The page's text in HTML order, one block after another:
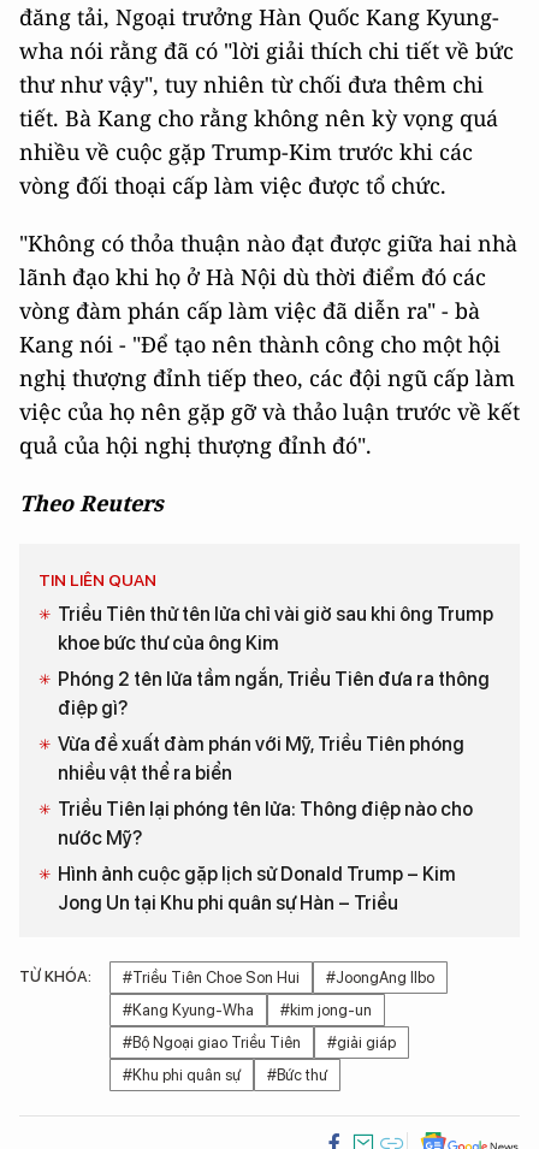
đăng tải, Ngoại trưởng Hàn Quốc Kang Kyung-
wha nói rằng đã có "lời giải thích chi tiết về bức
thư như vậy", tuy nhiên từ chối đưa thêm chi
tiết. Bà Kang cho rằng không nên kỳ vọng quá
nhiều về cuộc gặp Trump-Kim trước khi các
vòng đối thoại cấp làm việc được tổ chức.
"Không có thỏa thuận nào đạt được giữa hai nhà
lãnh đạo khi họ ở Hà Nội dù thời điểm đó các
vòng đàm phán cấp làm việc đã diễn ra" - bà
Kang nói - "Để tạo nên thành công cho một hội
nghị thượng đỉnh tiếp theo, các đội ngũ cấp làm
việc của họ nên gặp gỡ và thảo luận trước về kết
quả của hội nghị thượng đỉnh đó".
Theo Reuters
TIN LIÊN QUAN
Triều Tiên thử tên lửa chỉ vài giờ sau khi ông Trump
khoe bức thư của ông Kim
Phóng 2 tên lửa tầm ngắn, Triều Tiên đưa ra thông
điệp gì?
Vừa đề xuất đàm phán với Mỹ, Triều Tiên phóng
nhiều vật thể ra biển
Triều Tiên lại phóng tên lửa: Thông điệp nào cho
nước Mỹ?
Hình ảnh cuộc gặp lịch sử Donald Trump – Kim
Jong Un tại Khu phi quân sự Hàn – Triều
TỪ KHÓA: #Triều Tiên Choe Son Hui
#JoongAng Ilbo
#Kang Kyung-Wha
#kim jong-un
#Bộ Ngoại giao Triều Tiên
#giải giáp
#Khu phi quân sự
#Bức thư